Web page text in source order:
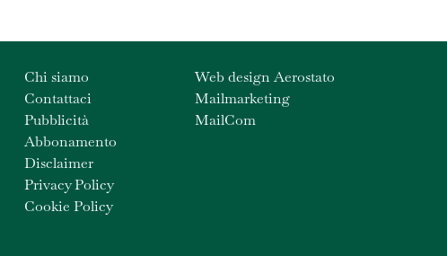
Chi siamo
Contattaci
Pubblicità
Abbonamento
Disclaimer
Privacy Policy
Cookie Policy
Web design Aerostato
Mailmarketing
MailCom